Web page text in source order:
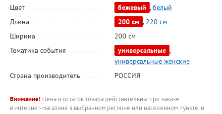
Цвет
бежевый ,белый
Длина
200 см , 220 см
Ширина
200 см
Тематика события
универсальные ,
универсальные женские
Страна производитель
РОССИЯ
Внимание! Цена и остаток товара действительны при заказе
в интернет-магазине в выбранном регионе или населенном пункте, и